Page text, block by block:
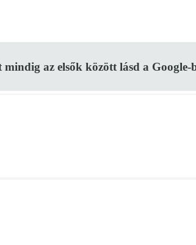
az elsők között lásd a Google-